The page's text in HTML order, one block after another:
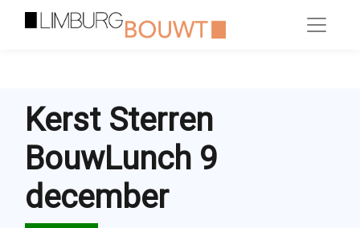
Kerst Sterren
BouwLunch 9
december